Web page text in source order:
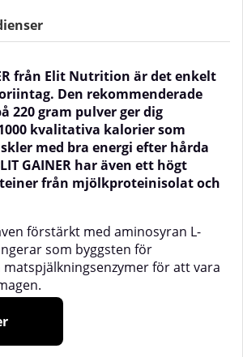
från Elit Nutrition är det enkelt
Den rekommenderade
220 gram pulver ger dig
kvalitativa kalorier som
med bra energi efter hårda
GAINER har även ett högt
från mjölkproteinisolat och
förstärkt med aminosyran L-
som byggsten för
för att vara
kvalitativa kalorier per